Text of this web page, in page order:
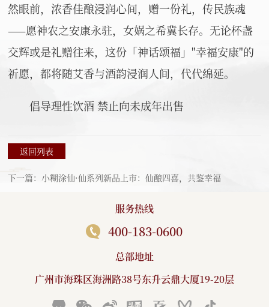
然眼前，浓香佳酿浸润心间，赠一份礼，传民族魂
——愿神农之安康永驻，女娲之希冀长存。无论杯盏
交辉或是礼赠往来，这份「神话颂福」"幸福安康"的
祈愿，都将随艾香与酒韵浸润人间，代代绵延。
倡导理性饮酒 禁止向未成年出售
返回列表
下一篇：小糊涂仙·仙系列新品上市：仙酿四喜，共鉴幸福
服务热线
400-183-0600
总部地址
广州市海珠区海洲路38号东升云鼎大厦19-20层